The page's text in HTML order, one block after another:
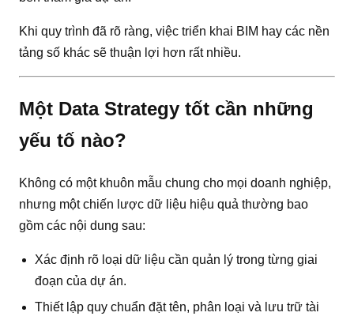
Khi quy trình đã rõ ràng, việc triển khai BIM hay các nền
tảng số khác sẽ thuận lợi hơn rất nhiều.
Một Data Strategy tốt cần những
yếu tố nào?
Không có một khuôn mẫu chung cho mọi doanh nghiệp,
nhưng một chiến lược dữ liệu hiệu quả thường bao
gồm các nội dung sau:
Xác định rõ loại dữ liệu cần quản lý trong từng giai
đoạn của dự án.
Thiết lập quy chuẩn đặt tên, phân loại và lưu trữ tài